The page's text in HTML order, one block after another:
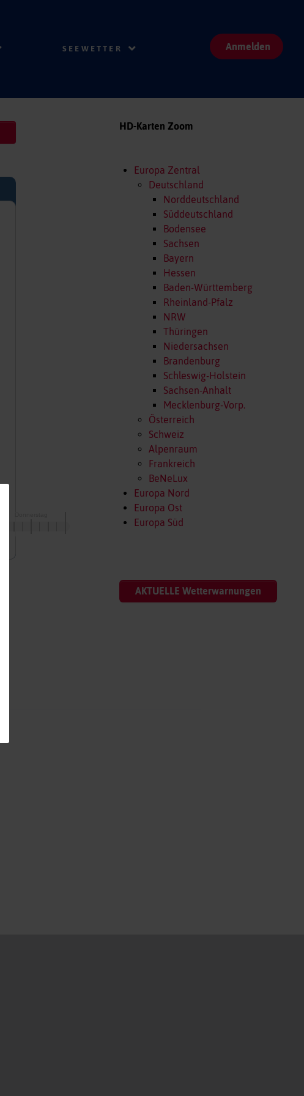
SEEWETTER Anmelden
HD-Karten Zoom
Europa Zentral
Deutschland
Norddeutschland
Süddeutschland
Bodensee
Sachsen
Bayern
Hessen
Baden-Württemberg
Rheinland-Pfalz
NRW
Thüringen
Niedersachsen
Brandenburg
Schleswig-Holstein
Sachsen-Anhalt
Mecklenburg-Vorp.
Österreich
Schweiz
Alpenraum
Frankreich
BeNeLux
Europa Nord
Europa Ost
Europa Süd